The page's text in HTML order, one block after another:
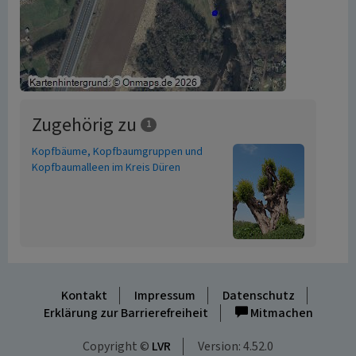
Zugehörig zu 1
Kopfbäume, Kopfbaumgruppen und
Kopfbaumalleen im Kreis Düren
Kontakt Impressum
Datenschutz
Erklärung zur Barrierefreiheit
Mitmachen
Copyright © LVR Version: 4.52.0